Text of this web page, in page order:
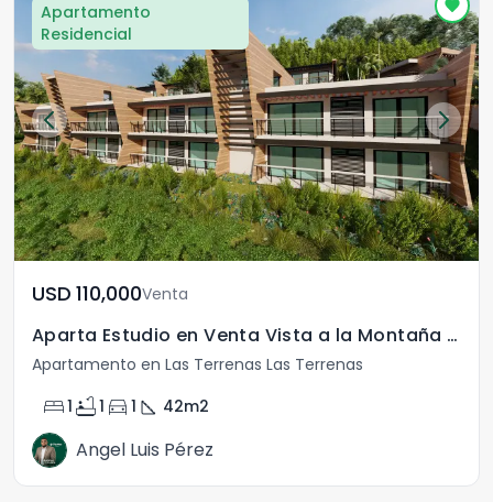
Apartamento
Residencial
USD	110,000Venta
Aparta Estudio en Venta Vista a la Montaña Las Terrenas
Apartamento en Las Terrenas Las Terrenas
bed1 bathtub1 directions_car 1 square_foot 42m2
Angel Luis Pérez